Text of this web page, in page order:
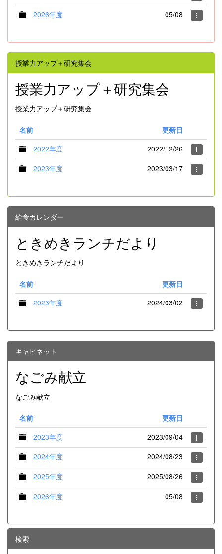
2026年度
05/08
授業力アップ＋研究集会
授業力アップ＋研究集会
授業力アップ＋研究集会
名前
更新日
2022年度
2022/12/26
2023年度
2023/03/17
給食カレンダー
ときめきランチだより
ときめきランチだより
名前
更新日
2023年度
2024/03/02
キャビネット
なごみ献立
なごみ献立
名前
更新日
2023年度
2023/09/04
2024年度
2024/08/23
2025年度
2025/08/26
2026年度
05/08
検索